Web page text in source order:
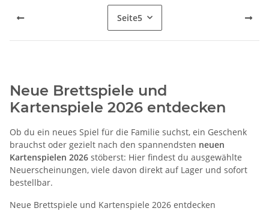
Seite5
Neue Brettspiele und
Kartenspiele 2026 entdecken
Ob du ein neues Spiel für die Familie suchst, ein Geschenk
brauchst oder gezielt nach den spannendsten neuen
Kartenspielen 2026 stöberst: Hier findest du ausgewählte
Neuerscheinungen, viele davon direkt auf Lager und sofort
bestellbar.
Neue Brettspiele und Kartenspiele 2026 entdecken